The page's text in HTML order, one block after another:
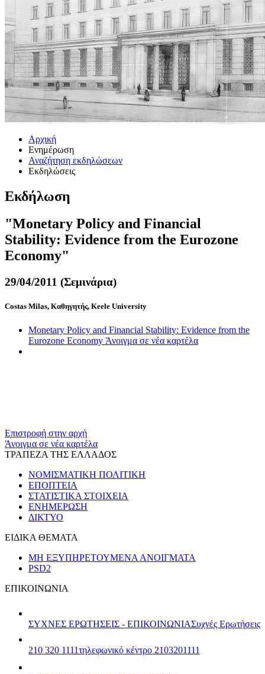
Αρχική
Ενημέρωση
Αναζήτηση εκδηλώσεων
Εκδηλώσεις
Εκδήλωση
"Monetary Policy and Financial
Stability: Evidence from the Eurozone
Economy"
29/04/2011 (Σεμινάρια)
Costas Milas, Καθηγητής, Keele University
Monetary Policy and Financial Stability: Evidence from the
Eurozone Economy Άνοιγμα σε νέα καρτέλα
Επιστροφή στην αρχή
Άνοιγμα σε νέα καρτέλα
ΤΡΑΠΕΖΑ ΤΗΣ ΕΛΛΑΔΟΣ
ΝΟΜΙΣΜΑΤΙΚΗ ΠΟΛΙΤΙΚΗ
ΕΠΟΠΤΕΙΑ
ΣΤΑΤΙΣΤΙΚΑ ΣΤΟΙΧΕΙΑ
ΕΝΗΜΕΡΩΣΗ
ΔΙΚΤΥΟ
ΕΙΔΙΚΑ ΘΕΜΑΤΑ
ΜΗ ΕΞΥΠΗΡΕΤΟΥΜΕΝΑ ΑΝΟΙΓΜΑΤΑ
PSD2
ΕΠΙΚΟΙΝΩΝΙΑ
ΣΥΧΝΕΣ ΕΡΩΤΗΣΕΙΣ - ΕΠΙΚΟΙΝΩΝΙΑΣυχνές Ερωτήσεις
210 320 1111τηλεφωνικό κέντρο 2103201111